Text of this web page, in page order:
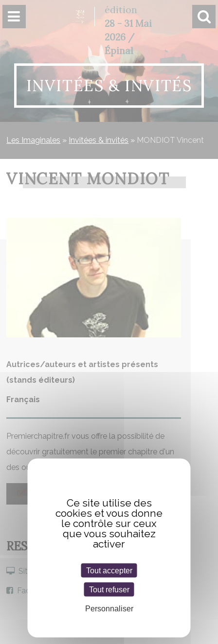
édition
28 - 31 Mai
2026 /
Épinal
INVITÉES & INVITÉS
Les Imaginales » Invitées & invités » MONDIOT Vincent
VINCENT MONDIOT
Autrices/auteurs et artistes présents
(stands éditeurs)
Français
Premierchapitre.fr vous offre la possibilité de
découvrir gratuitement le premier chapitre d'un
des ouvrages de l'auteur
RESTER CONNECTÉ
Site internet
Facebook
Panneau de gestion des cookies
Ce site utilise des
cookies et vous donne
le contrôle sur ceux
que vous souhaitez
activer
Tout accepter
Tout refuser
Personnaliser